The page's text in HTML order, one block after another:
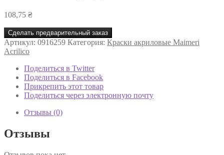
108,75 ₴
Сделать предварительный заказ
Артикул: 0916259 Категория: Краски акриловые Maimeri
Acrilico
Поделиться в Twitter
Поделиться в Facebook
Прикрепить этот товар
Поделиться через электронную почту
Отзывы (0)
Отзывы